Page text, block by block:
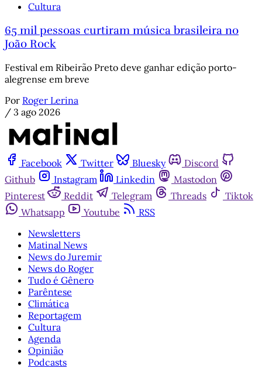
Cultura
65 mil pessoas curtiram música brasileira no
João Rock
Festival em Ribeirão Preto deve ganhar edição porto-
alegrense em breve
Por Roger Lerina
/ 3 ago 2026
Facebook Twitter Bluesky
Discord
Github
Instagram Linkedin
Mastodon
Pinterest
Reddit Telegram Threads
Tiktok
Whatsapp
Youtube
RSS
Newsletters
Matinal News
News do Juremir
News do Roger
Tudo é Gênero
Parêntese
Climática
Reportagem
Cultura
Agenda
Opinião
Podcasts